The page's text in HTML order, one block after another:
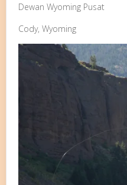
Dewan Wyoming Pusat
Cody, Wyoming